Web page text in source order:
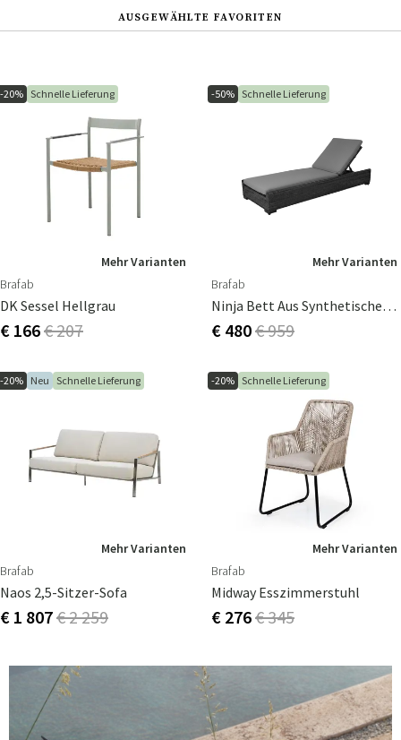
AUSGEWÄHLTE FAVORITEN
-20% Schnelle Lieferung
Mehr Varianten
Brafab
DK Sessel Hellgrau
€ 166€ 207
-50% Schnelle Lieferung
Mehr Varianten
Brafab
Ninja Bett Aus Synthetischem Rattan
€ 480€ 959
-20% Neu Schnelle Lieferung
Mehr Varianten
Brafab
Naos 2,5-Sitzer-Sofa
€ 1 807€ 2 259
-20% Schnelle Lieferung
Mehr Varianten
Brafab
Midway Esszimmerstuhl
€ 276€ 345